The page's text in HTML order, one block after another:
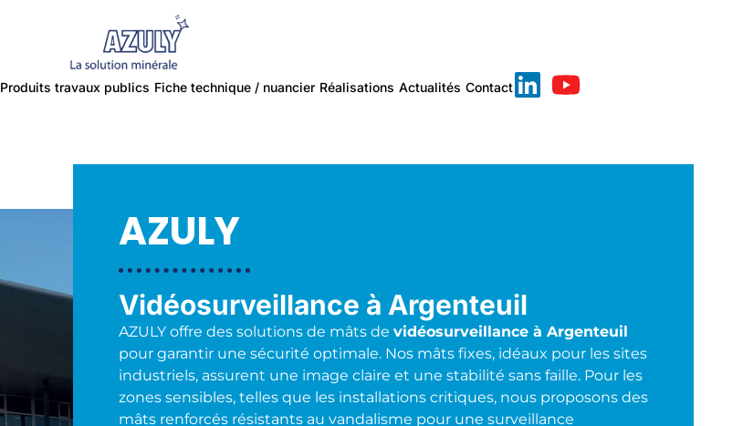
Produits travaux publics Fiche technique / nuancier Réalisations Actualités Contact
AZULY
Vidéosurveillance à Argenteuil
AZULY offre des solutions de mâts de vidéosurveillance à Argenteuil
pour garantir une sécurité optimale. Nos mâts fixes, idéaux pour les sites
industriels, assurent une image claire et une stabilité sans faille. Pour les
zones sensibles, telles que les installations critiques, nous proposons des
mâts renforcés résistants au vandalisme pour une surveillance